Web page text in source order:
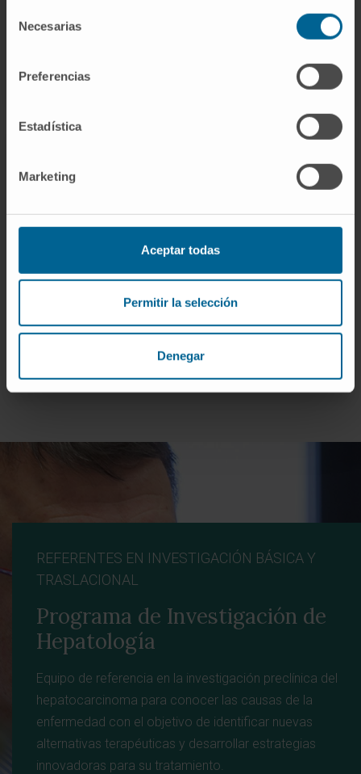
Necesarias
Preferencias
Estadística
Marketing
Aceptar todas
Permitir la selección
Denegar
pronóstico y predicción de respuesta al
Desarrollar estrategias hepatoprotectoras de
prevención y tratamiento del cáncer de hígado que
mejoren el diagnóstico y seguimiento de los
REFERENTES EN INVESTIGACIÓN BÁSICA Y
TRASLACIONAL
Programa de Investigación de
Hepatología
Equipo de referencia en la investigación preclínica del
hepatocarcinoma para conocer las causas de la
enfermedad con el objetivo de identificar nuevas
alternativas terapéuticas y desarrollar estrategias
innovadoras para su tratamiento.